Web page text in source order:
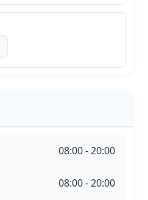
08:00 - 20:00
08:00 - 20:00